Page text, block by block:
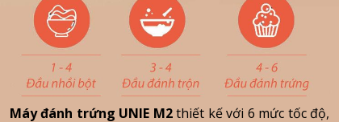
Máy đánh trứng UNIE M2thiết kế với 6 mức tốc độ,